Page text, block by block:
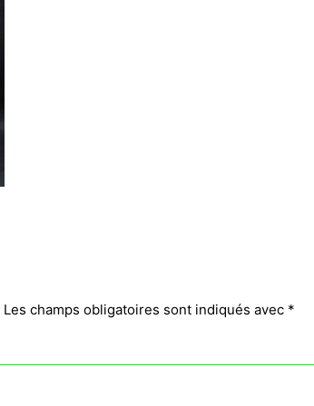
Les champs obligatoires sont indiqués avec *